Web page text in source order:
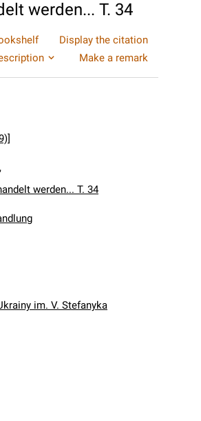
werden... T. 34
Display the citation
Make a remark
werden... T. 34
im. V. Stefanyka